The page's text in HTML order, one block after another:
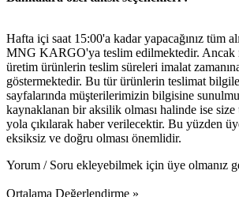
Hafta içi saat 15:00'a kadar yapacağınız tüm
MNG KARGO'ya teslim edilmektedir. Ancak
üretim ürünlerin teslim süreleri imalat
göstermektedir. Bu tür ürünlerin teslimat
sayfalarında müşterilerimizin bilgisine
kaynaklanan bir aksilik olması halinde ise
yola çıkılarak haber verilecektir. Bu yüzden
eksiksiz ve doğru olması önemlidir.
Yorum / Soru ekleyebilmek için üye olmanız
Ortalama Değerlendirme »